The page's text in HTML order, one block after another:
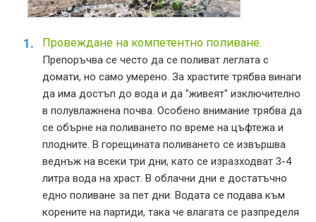
Провеждане на компетентно поливане.
Препоръчва се често да се поливат леглата с
домати, но само умерено. За храстите трябва винаги
да има достъп до вода и да "живеят" изключително
в полувлажнена почва. Особено внимание трябва да
се обърне на поливането по време на цъфтежа и
плодните. В горещината поливането се извършва
веднъж на всеки три дни, като се изразходват 3-4
литра вода на храст. В облачни дни е достатъчно
едно поливане за пет дни. Водата се подава към
корените на партиди, така че влагата се разпределя